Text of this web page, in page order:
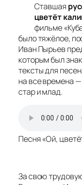
Ставшая
цветёт
фильме
было тяжёлое,
Иван Пырьев
которым был
тексты для
на все времена
стар и млад.
Песня «Ой,
За свою